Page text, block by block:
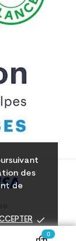
des
de
done
0